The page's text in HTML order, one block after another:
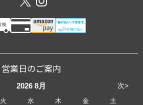
営業日のご案内
次>
2026 8月
火 水 木 金 土